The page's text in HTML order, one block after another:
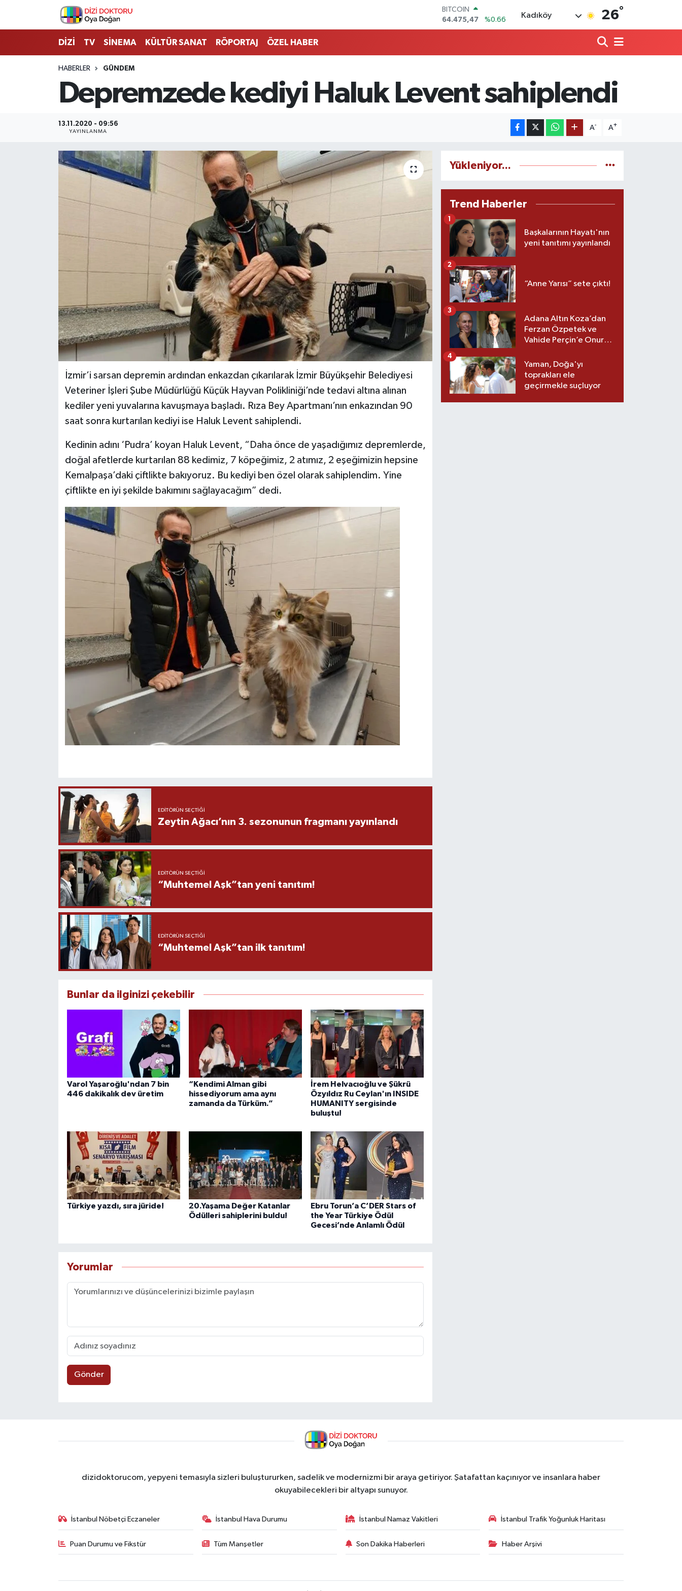
55,0700
%0.1
GRAM ALTIN
6518.23
%0.39
Kadıköy 26°
DİZİ TV SİNEMA KÜLTÜR SANAT RÖPORTAJ ÖZEL HABER
HABERLER GÜNDEM
Depremzede kediyi Haluk Levent sahiplendi
13.11.2020 - 09:56
YAYINLANMA
A- A+
İzmir’i sarsan depremin ardından enkazdan çıkarılarak İzmir Büyükşehir Belediyesi
Veteriner İşleri Şube Müdürlüğü Küçük Hayvan Polikliniği’nde tedavi altına alınan
kediler yeni yuvalarına kavuşmaya başladı. Rıza Bey Apartmanı’nın enkazından 90
saat sonra kurtarılan kediyi ise Haluk Levent sahiplendi.
Kedinin adını ‘Pudra’ koyan Haluk Levent, “Daha önce de yaşadığımız depremlerde,
doğal afetlerde kurtarılan 88 kedimiz, 7 köpeğimiz, 2 atımız, 2 eşeğimizin hepsine
Kemalpaşa’daki çiftlikte bakıyoruz. Bu kediyi ben özel olarak sahiplendim. Yine
çiftlikte en iyi şekilde bakımını sağlayacağım” dedi.
EDITÖRÜN SEÇTIĞI
Zeytin Ağacı’nın 3. sezonunun fragmanı yayınlandı
EDITÖRÜN SEÇTIĞI
“Muhtemel Aşk”tan yeni tanıtım!
EDITÖRÜN SEÇTIĞI
“Muhtemel Aşk”tan ilk tanıtım!
Bunlar da ilginizi çekebilir
Varol Yaşaroğlu'ndan 7 bin
446 dakikalık dev üretim
“Kendimi Alman gibi
hissediyorum ama aynı
zamanda da Türküm.”
İrem Helvacıoğlu ve Şükrü
Özyıldız Ru Ceylan'ın INSIDE
HUMANITY sergisinde
buluştu!
Türkiye yazdı, sıra jüride!
20.Yaşama Değer Katanlar
Ödülleri sahiplerini buldu!
Ebru Torun’a C’DER Stars of
the Year Türkiye Ödül
Gecesi’nde Anlamlı Ödül
Yorumlar
Gönder
Yükleniyor...
Trend Haberler
Başkalarının Hayatı'nın
yeni tanıtımı yayınlandı
1
“Anne Yarısı” sete çıktı!
2
Adana Altın Koza’dan
Ferzan Özpetek ve
Vahide Perçin’e Onur
3
Yaman, Doğa'yı
toprakları ele
geçirmekle suçluyor
4
dizidoktorucom, yepyeni temasıyla sizleri buluştururken, sadelik ve modernizmi bir araya getiriyor. Şatafattan kaçınıyor ve insanlara haber
okuyabilecekleri bir altyapı sunuyor.
İstanbul Nöbetçi Eczaneler İstanbul Hava Durumu İstanbul Namaz Vakitleri İstanbul Trafik Yoğunluk Haritası
Puan Durumu ve Fikstür Tüm Manşetler Son Dakika Haberleri Haber Arşivi
İstanbul Nöbetçi Eczaneler
İstanbul Hava Durumu
İstanbul Namaz Vakitleri
Tüm Manşetler